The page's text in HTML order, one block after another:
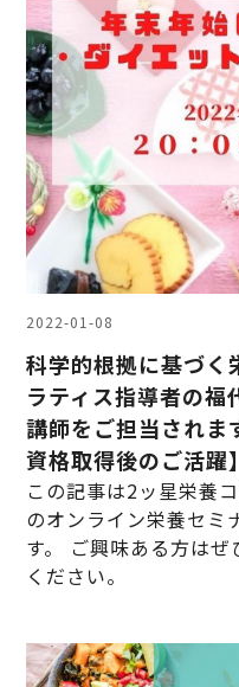
2022-01-08
科学的根拠に基づく
ラティス指導者の福
講師をご担当されま
資格取得後のご活躍】
この記事は2ッ星栄養
のオンライン栄養セミ
す。 ご興味ある方は
ください。